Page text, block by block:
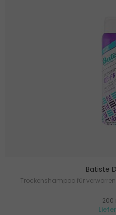
Batiste
Trockenshampoo für
200